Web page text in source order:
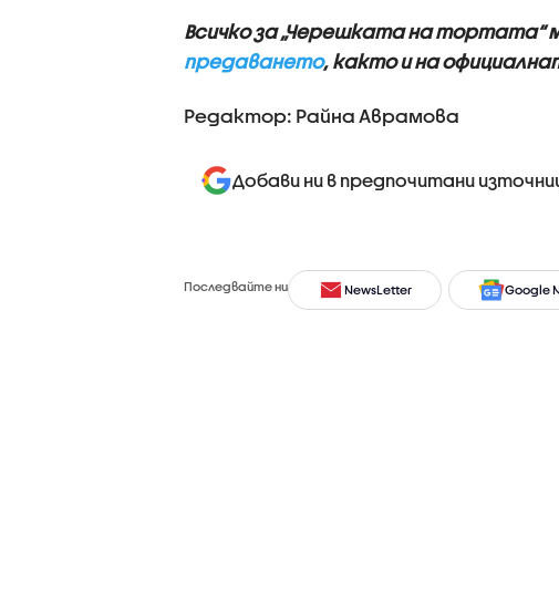
Всичко за „Черешката на
предаването, както и на
Редактор: Райна Аврамова
Добави ни в предпочитани
Последвайте ни NewsLetter Google